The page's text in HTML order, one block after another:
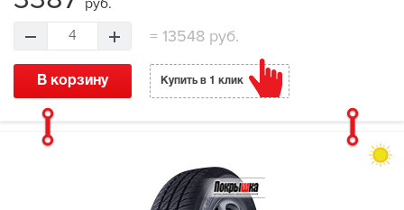
4 = 13548 руб.
В корзину Купить в 1 клик